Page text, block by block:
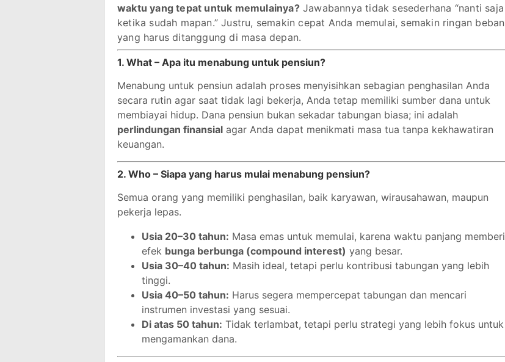
waktu yang tepat untuk memulainya?Jawabannya tidak sesederhana “nanti saja
ketika sudah mapan.” Justru, semakin cepat Anda memulai, semakin ringan beban
yang harus ditanggung di masa depan.
1. What – Apa itu menabung untuk pensiun?
Menabung untuk pensiun adalah proses menyisihkan sebagian penghasilan Anda
secara rutin agar saat tidak lagi bekerja, Anda tetap memiliki sumber dana untuk
membiayai hidup. Dana pensiun bukan sekadar tabungan biasa; ini adalah
perlindungan finansial agar Anda dapat menikmati masa tua tanpa kekhawatiran
keuangan.
2. Who – Siapa yang harus mulai menabung pensiun?
Semua orang yang memiliki penghasilan, baik karyawan, wirausahawan, maupun
pekerja lepas.
Usia 20–30 tahun: Masa emas untuk memulai, karena waktu panjang memberi
efek bunga berbunga (compound interest) yang besar.
Usia 30–40 tahun: Masih ideal, tetapi perlu kontribusi tabungan yang lebih
tinggi.
Usia 40–50 tahun: Harus segera mempercepat tabungan dan mencari
instrumen investasi yang sesuai.
Di atas 50 tahun: Tidak terlambat, tetapi perlu strategi yang lebih fokus untuk
mengamankan dana.